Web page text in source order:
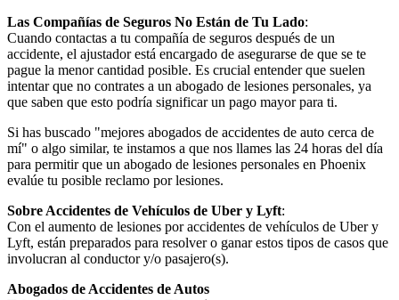
Las Compañías de Seguros No Están de Tu Lado:
Cuando contactas a tu compañía de seguros después de un
accidente, el ajustador está encargado de asegurarse de que se te
pague la menor cantidad posible. Es crucial entender que suelen
intentar que no contrates a un abogado de lesiones personales, ya
que saben que esto podría significar un pago mayor para ti.
Si has buscado "mejores abogados de accidentes de auto cerca de
mí" o algo similar, te instamos a que nos llames las 24 horas del día
para permitir que un abogado de lesiones personales en Phoenix
evalúe tu posible reclamo por lesiones.
Sobre Accidentes de Vehículos de Uber y Lyft:
Con el aumento de lesiones por accidentes de vehículos de Uber y
Lyft, están preparados para resolver o ganar estos tipos de casos que
involucran al conductor y/o pasajero(s).
Abogados de Accidentes de Autos